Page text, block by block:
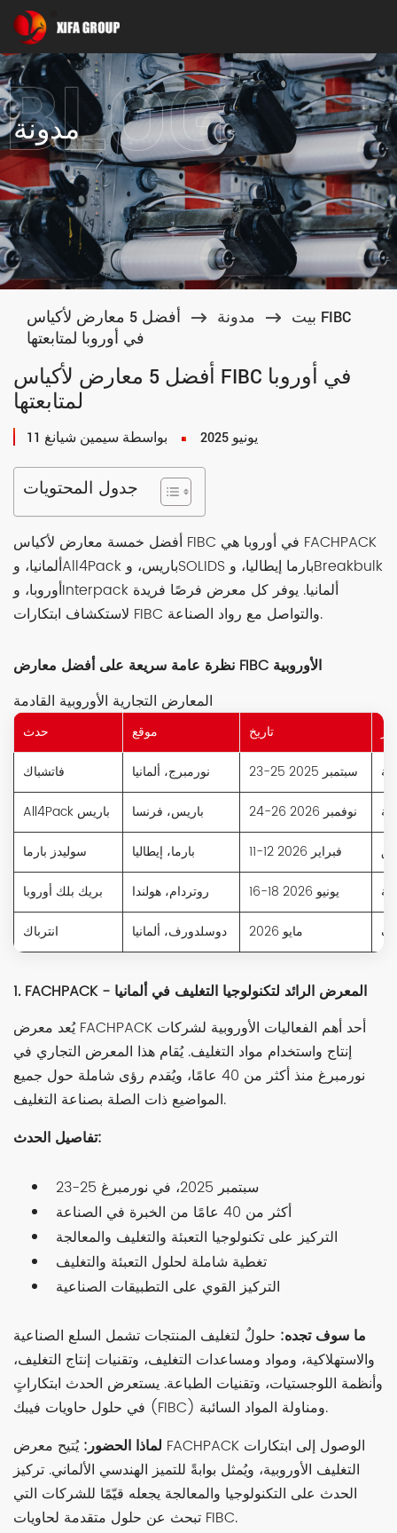
مدونة
بيت مدونة
أفضل 5 معارض لأكياس FIBC
في أوروبا لمتابعتها
أفضل 5 معارض لأكياس FIBC في أوروبا
لمتابعتها
11 يونيو 2025 بواسطة سيمين شيانغ
جدول المحتويات
أفضل خمسة معارض لأكياس FIBC في أوروبا هي FACHPACK
ألمانيا، وAll4Pack باريس، وSOLIDS بارما إيطاليا، وBreakbulk
أوروبا، وInterpack ألمانيا. يوفر كل معرض فرصًا فريدة
لاستكشاف ابتكارات FIBC والتواصل مع رواد الصناعة.
نظرة عامة سريعة على أفضل معارض FIBC الأوروبية
المعارض التجارية الأوروبية القادمة
حدث موقع تاريخ
فاتشباك
نورمبرج، ألمانيا 23-25 سبتمبر 2025
All4Pack باريس
باريس، فرنسا 24-26 نوفمبر 2026
سوليدز بارما
بارما، إيطاليا 11-12 فبراير 2026
بريك بلك أوروبا
روتردام، هولندا 16-18 يونيو 2026
انترباك
دوسلدورف، ألمانيا مايو 2026
1. FACHPACK - المعرض الرائد لتكنولوجيا التغليف في ألمانيا
يُعد معرض FACHPACK أحد أهم الفعاليات الأوروبية لشركات
إنتاج واستخدام مواد التغليف. يُقام هذا المعرض التجاري في
نورمبرغ منذ أكثر من 40 عامًا، ويُقدم رؤى شاملة حول جميع
المواضيع ذات الصلة بصناعة التغليف.
تفاصيل الحدث:
23-25 سبتمبر 2025، في نورمبرغ
أكثر من 40 عامًا من الخبرة في الصناعة
التركيز على تكنولوجيا التعبئة والتغليف والمعالجة
تغطية شاملة لحلول التعبئة والتغليف
التركيز القوي على التطبيقات الصناعية
ما سوف تجده: حلولٌ لتغليف المنتجات تشمل السلع الصناعية
والاستهلاكية، ومواد ومساعدات التغليف، وتقنيات إنتاج التغليف،
وأنظمة اللوجستيات، وتقنيات الطباعة. يستعرض الحدث ابتكاراتٍ
في حلول حاويات فيبك (FIBC) ومناولة المواد السائبة.
لماذا الحضور:يُتيح معرض FACHPACK الوصول إلى ابتكارات
التغليف الأوروبية، ويُمثل بوابةً للتميز الهندسي الألماني. تركيز
الحدث على التكنولوجيا والمعالجة يجعله قيّمًا للشركات التي
تبحث عن حلول متقدمة لحاويات FIBC.